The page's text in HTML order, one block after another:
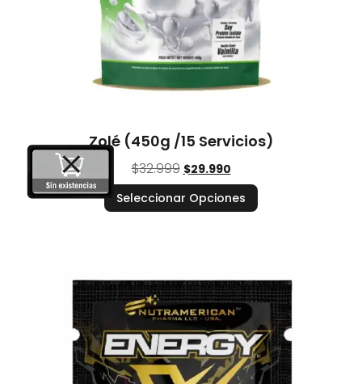
Zolé (450g /15 Servicios)
$32.999 $29.990
Seleccionar Opciones